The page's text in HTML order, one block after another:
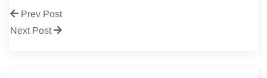
Prev Post
Next Post